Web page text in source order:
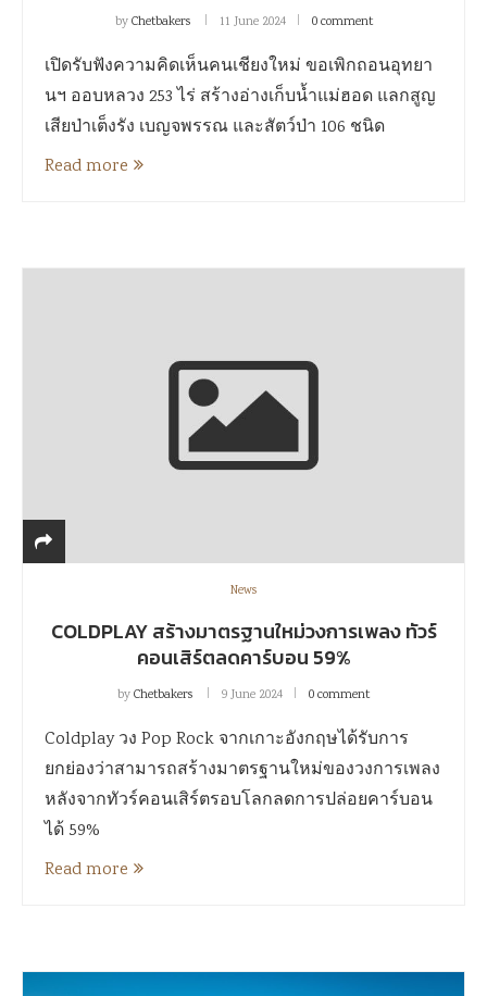
byChetbakers 11 June 2024 0 comment
เปิดรับฟังความคิดเห็นคนเชียงใหม่ ขอเพิกถอนอุทยา
นฯ ออบหลวง 253 ไร่ สร้างอ่างเก็บน้ำแม่ฮอด แลกสูญ
เสียป่าเต็งรัง เบญจพรรณ และสัตว์ป่า 106 ชนิด
Read more
News
COLDPLAY สร้างมาตรฐานใหม่วงการเพลง ทัวร์
คอนเสิร์ตลดคาร์บอน 59%
byChetbakers 9 June 2024 0 comment
Coldplay วง Pop Rock จากเกาะอังกฤษได้รับการ
ยกย่องว่าสามารถสร้างมาตรฐานใหม่ของวงการเพลง
หลังจากทัวร์คอนเสิร์ตรอบโลกลดการปล่อยคาร์บอน
ได้ 59%
Read more